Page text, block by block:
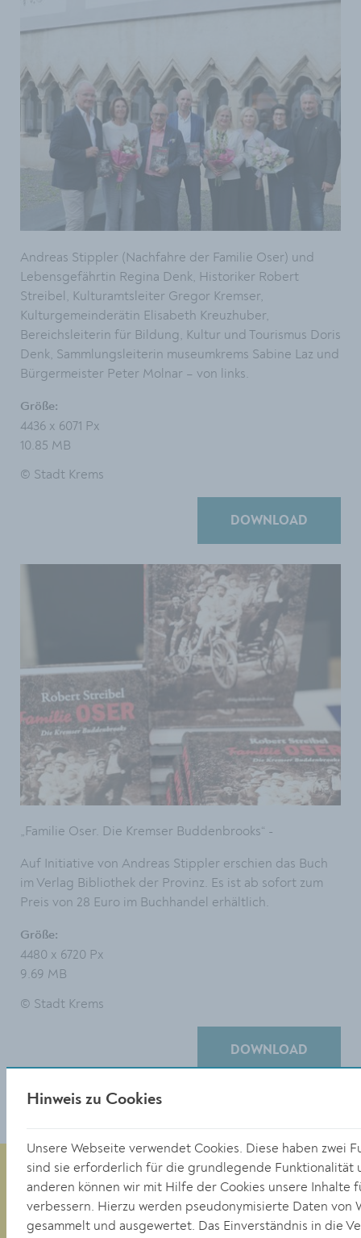
Andreas Stippler (Nachfahre der Familie Oser) und
Lebensgefährtin Regina Denk, Historiker Robert
Streibel, Kulturamtsleiter Gregor Kremser,
Kulturgemeinderätin Elisabeth Kreuzhuber,
Bereichsleiterin für Bildung, Kultur und Tourismus Doris
Denk, Sammlungsleiterin museumkrems Sabine Laz und
Bürgermeister Peter Molnar – von links.
Größe:
4436 x 6071 Px
10.85 MB
© Stadt Krems
DOWNLOAD
„Familie Oser. Die Kremser Buddenbrooks“ -
Auf Initiative von Andreas Stippler erschien das Buch
im Verlag Bibliothek der Provinz. Es ist ab sofort zum
Preis von 28 Euro im Buchhandel erhältlich.
Größe:
4480 x 6720 Px
9.69 MB
© Stadt Krems
DOWNLOAD
Magistrat der Stadt Krems
Obere Landstraße 4
Hinweis zu Cookies
Unsere Webseite verwendet Cookies. Diese haben zwei
sind sie erforderlich für die grundlegende Funktionalität
anderen können wir mit Hilfe der Cookies unsere Inhalte
verbessern. Hierzu werden pseudonymisierte Daten von
gesammelt und ausgewertet. Das Einverständnis in die